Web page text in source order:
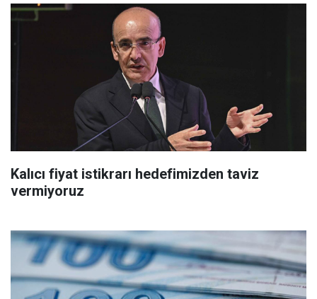
Kalıcı fiyat istikrarı hedefimizden taviz
vermiyoruz